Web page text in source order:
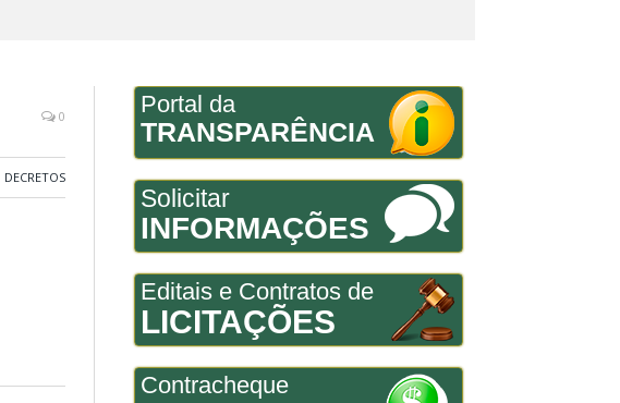
0
DECRETOS
Portal da
TRANSPARÊNCIA
Solicitar
INFORMAÇÕES
Editais e Contratos de
LICITAÇÕES
Contracheque